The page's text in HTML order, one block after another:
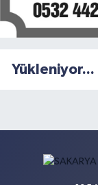
Yükleniyor...